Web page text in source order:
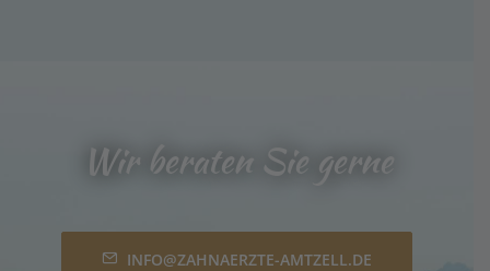
Wir beraten Sie gerne
INFO@ZAHNAERZTE-AMTZELL.DE